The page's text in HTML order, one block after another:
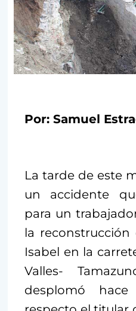
Por: Samuel
La tarde de este
un accidente
para un
la
Isabel en la
Valles-
desplomó